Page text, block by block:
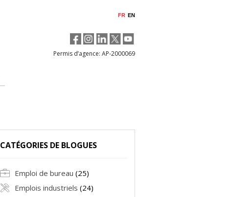
FR EN
Permis d’agence: AP-2000069
CATÉGORIES DE BLOGUES
Emploi de bureau (25)
Emplois industriels (24)